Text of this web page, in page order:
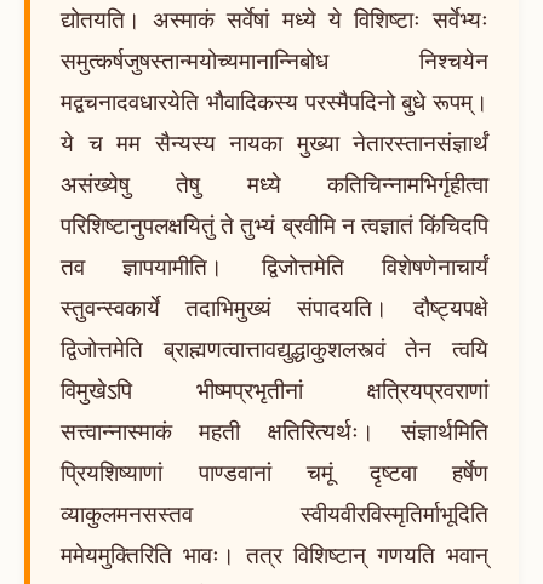
द्योतयति। अस्माकं सर्वेषां मध्ये ये विशिष्टाः सर्वेभ्यः
समुत्कर्षजुषस्तान्मयोच्यमानान्निबोध निश्चयेन
मद्वचनादवधारयेति भौवादिकस्य परस्मैपदिनो बुधे रूपम्।
ये च मम सैन्यस्य नायका मुख्या नेतारस्तानसंज्ञार्थं
असंख्येषु तेषु मध्ये कतिचिन्नामभिर्गृहीत्वा
परिशिष्टानुपलक्षयितुं ते तुभ्यं ब्रवीमि न त्वज्ञातं किंचिदपि
तव ज्ञापयामीति। द्विजोत्तमेति विशेषणेनाचार्यं
स्तुवन्स्वकार्ये तदाभिमुख्यं संपादयति। दौष्ट्यपक्षे
द्विजोत्तमेति ब्राह्मणत्वात्तावद्युद्धाकुशलस्त्वं तेन त्वयि
विमुखेऽपि भीष्मप्रभृतीनां क्षत्रियप्रवराणां
सत्त्वान्नास्माकं महती क्षतिरित्यर्थः। संज्ञार्थमिति
प्रियशिष्याणां पाण्डवानां चमूं दृष्टवा हर्षेण
व्याकुलमनसस्तव स्वीयवीरविस्मृतिर्माभूदिति
ममेयमुक्तिरिति भावः। तत्र विशिष्टान् गणयति भवान्